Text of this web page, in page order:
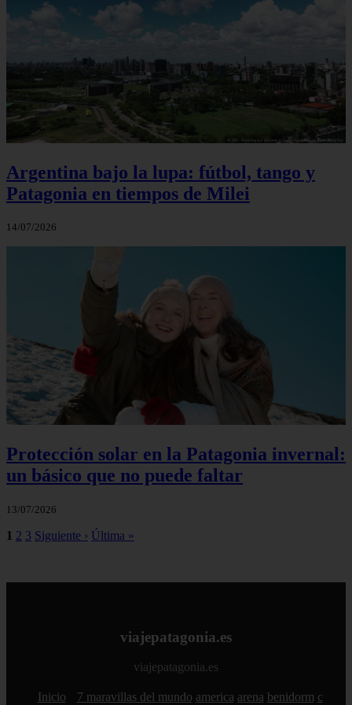
Argentina bajo la lupa: fútbol, tango y
Patagonia en tiempos de Milei
14/07/2026
Protección solar en la Patagonia invernal:
un básico que no puede faltar
13/07/2026
1 2 3 Siguiente › Última »
viajepatagonia.es
viajepatagonia.es
Inicio 7 maravillas del mundo america arena benidorm c